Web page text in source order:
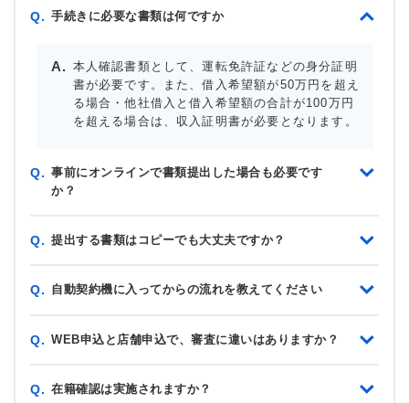
Q. 手続きに必要な書類は何ですか
本人確認書類として、運転免許証などの身分証明
書が必要です。また、借入希望額が50万円を超え
る場合・他社借入と借入希望額の合計が100万円
を超える場合は、収入証明書が必要となります。
Q. 事前にオンラインで書類提出した場合も必要です
か？
Q. 提出する書類はコピーでも大丈夫ですか？
Q. 自動契約機に入ってからの流れを教えてください
Q. WEB申込と店舗申込で、審査に違いはありますか？
Q. 在籍確認は実施されますか？